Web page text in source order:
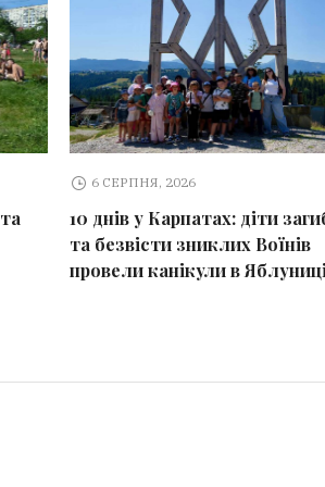
6 СЕРПНЯ, 2026
10 днів у Карпатах: діти
та безвісти зниклих Воїнів
провели канікули в Яблуниці